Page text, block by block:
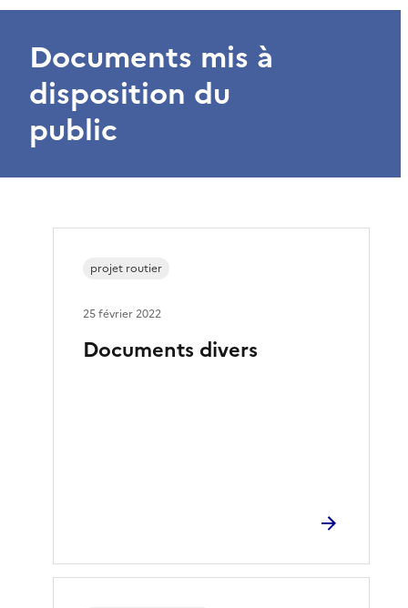
Documents mis à
disposition du
public
Documents divers
projet routier
25 février 2022